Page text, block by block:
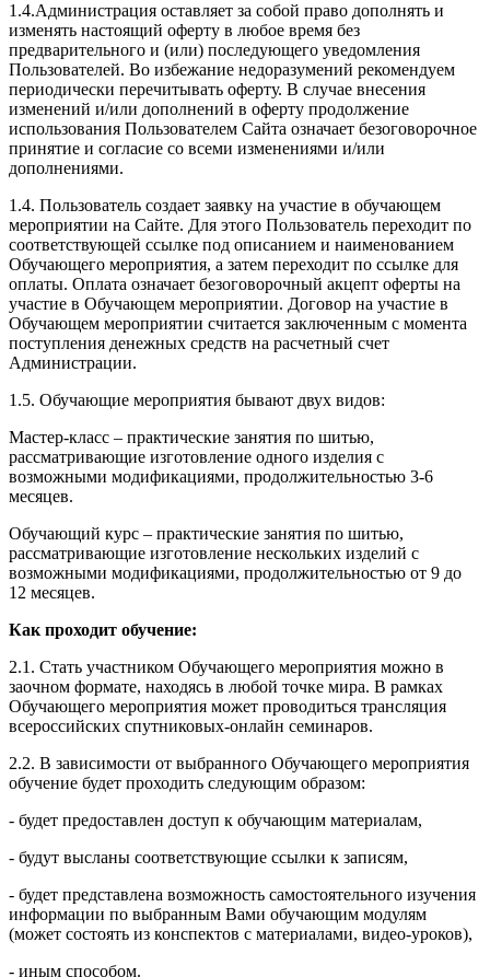
1.4.Администрация оставляет за собой право дополнять и
изменять настоящий оферту в любое время без
предварительного и (или) последующего уведомления
Пользователей. Во избежание недоразумений рекомендуем
периодически перечитывать оферту. В случае внесения
изменений и/или дополнений в оферту продолжение
использования Пользователем Сайта означает безоговорочное
принятие и согласие со всеми изменениями и/или
дополнениями.
1.4. Пользователь создает заявку на участие в обучающем
мероприятии на Сайте. Для этого Пользователь переходит по
соответствующей ссылке под описанием и наименованием
Обучающего мероприятия, а затем переходит по ссылке для
оплаты. Оплата означает безоговорочный акцепт оферты на
участие в Обучающем мероприятии. Договор на участие в
Обучающем мероприятии считается заключенным с момента
поступления денежных средств на расчетный счет
Администрации.
1.5. Обучающие мероприятия бывают двух видов:
Мастер-класс – практические занятия по шитью,
рассматривающие изготовление одного изделия с
возможными модификациями, продолжительностью 3-6
месяцев.
Обучающий курс – практические занятия по шитью,
рассматривающие изготовление нескольких изделий с
возможными модификациями, продолжительностью от 9 до
12 месяцев.
Как проходит обучение:
2.1. Стать участником Обучающего мероприятия можно в
заочном формате, находясь в любой точке мира. В рамках
Обучающего мероприятия может проводиться трансляция
всероссийских спутниковых-онлайн семинаров.
2.2. В зависимости от выбранного Обучающего мероприятия
обучение будет проходить следующим образом:
- будет предоставлен доступ к обучающим материалам,
- будут высланы соответствующие ссылки к записям,
- будет представлена возможность самостоятельного изучения
информации по выбранным Вами обучающим модулям
(может состоять из конспектов с материалами, видео-уроков),
- иным способом.